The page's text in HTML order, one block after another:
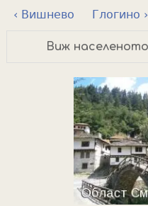
‹ Вишнево Глогино ›
Виж